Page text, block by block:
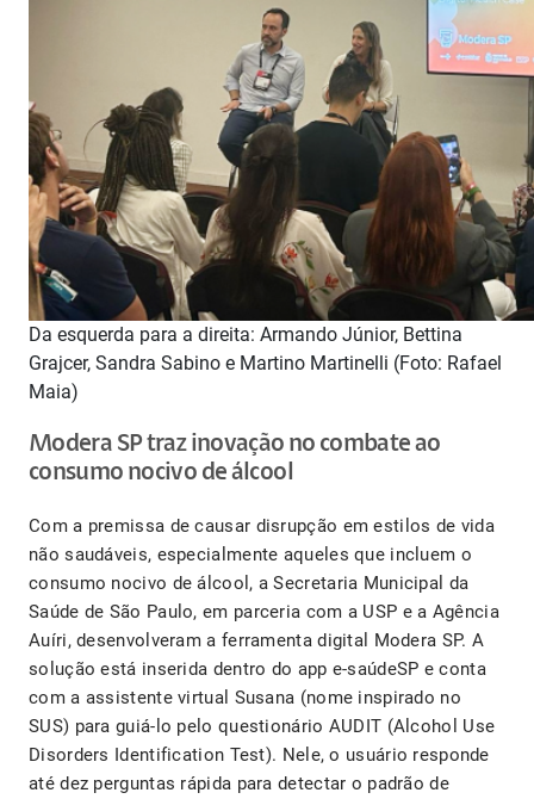
Da esquerda para a direita: Armando Júnior, Bettina
Grajcer, Sandra Sabino e Martino Martinelli (Foto: Rafael
Maia)
Modera SP traz inovação no combate ao
consumo nocivo de álcool
Com a premissa de causar disrupção em estilos de vida
não saudáveis, especialmente aqueles que incluem o
consumo nocivo de álcool, a Secretaria Municipal da
Saúde de São Paulo, em parceria com a USP e a Agência
Auíri, desenvolveram a ferramenta digital Modera SP. A
solução está inserida dentro do app e-saúdeSP e conta
com a assistente virtual Susana (nome inspirado no
SUS) para guiá-lo pelo questionário AUDIT (Alcohol Use
Disorders Identification Test). Nele, o usuário responde
até dez perguntas rápida para detectar o padrão de